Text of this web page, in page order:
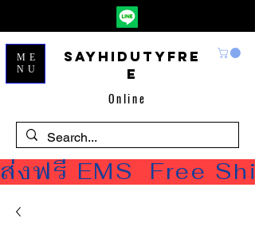
Sayhidutyfre
e
Online
ME
NU
ส่งฟรี EMS  Free